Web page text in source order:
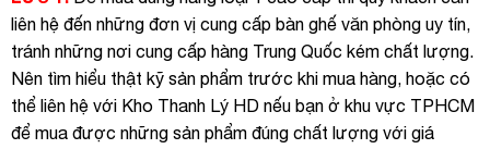
liên hệ đến những đơn vị cung cấp bàn ghế văn phòng uy tín,
tránh những nơi cung cấp hàng Trung Quốc kém chất lượng.
Nên tìm hiểu thật kỹ sản phẩm trước khi mua hàng, hoặc có
thể liên hệ với Kho Thanh Lý HD nếu bạn ở khu vực TPHCM
để mua được những sản phẩm đúng chất lượng với giá